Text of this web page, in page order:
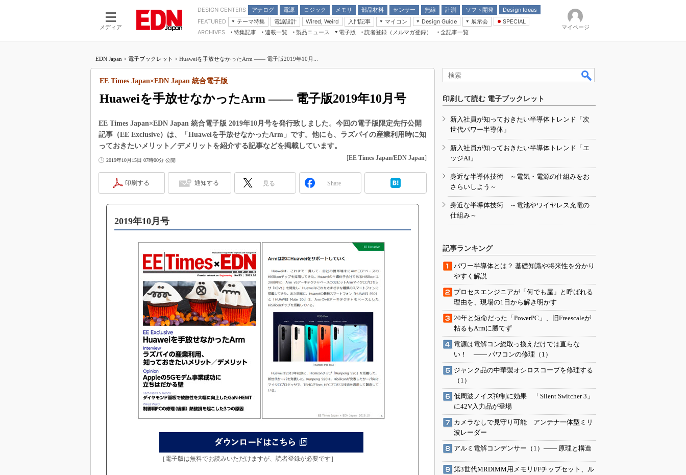
メディア
DESIGN CENTERS アナログ
電源
モーター
ロジック
LSI
メモリ
部品材料
受動部品
センサー 無線 計測 ソフト開発
Design Ideas
アナログ機能回路
計測とテスト
Wired, Weird
FEATURED
テーマ特集
つながるクルマ
エレクトロニクス入門
医療エレ（EE Times Japan）
製品解剖（EE Times Japan）
電源設計 Wired, Weird
入門記事
モーター入門
マイコン
マイコン講座
Design Guide
計測機器
展示会
CEATEC
組込み/エッジコンピューティング展
人とくるま展
SPECIAL
Microchip情報
ARCHIVES 特集記事
連載一覧
マイクロプロセッサ懐古録
中堅技術者に贈る電子部品“徹底”活
用講座
たった2つの式で始めるDC/DCコン
バーターの設計
DC-DCコンバーター活用講座
Wired, Weird
高速シリアル伝送技術講座
アナログ設計のきほん／ADCとノイ
ズ編
めざせ高効率！ モーター駆動入門講
Bluetooth mesh入門
「SPICEの仕組みとその活用設計」
最新記事一覧
計測器メーカーから見た5G
USB Type-Cの登場で評価試験はど
う変わる？
IoT時代の無線規格を知る【Thread
編】
IoT時代の無線規格を知る【Z-Wave
編】
製品ニュース
電子版
電子ブックレット
読者登録（メルマガ登録） 全記事一覧
マイページ
EDN Japan > 電子ブックレット > Huaweiを手放せなかったArm ―― 電子版2019年10月...
Huaweiを手放せなかったArm ―― 電子版2019年10月号
EE Times Japan×EDN Japan 統合電子版
EE Times Japan×EDN Japan 統合電子版 2019年10月号を発行致しました。今回の電子版限定先行公開
記事（EE Exclusive）は、「Huaweiを手放せなかったArm」です。他にも、ラズパイの産業利用時に知
っておきたいメリット／デメリットを紹介する記事などを掲載しています。
2019年10月15日 07時00分 公開 [EE Times Japan/EDN Japan]
印刷する 通知する 見る Share
2019年10月号
［電子版は無料でお読みいただけますが、読者登録が必要です］
印刷して読む 電子ブックレット
新入社員が知っておきたい半導体トレンド「次
世代パワー半導体」
新入社員が知っておきたい半導体トレンド「エ
ッジAI」
身近な半導体技術 ～電気・電源の仕組みをお
さらいしよう～
身近な半導体技術 ～電池やワイヤレス充電の
仕組み～
記事ランキング
パワー半導体とは？ 基礎知識や将来性を分かり
やすく解説
プロセスエンジニアが「何でも屋」と呼ばれる
理由を、現場の1日から解き明かす
20年と短命だった「PowerPC」、旧Freescaleが
粘るもArmに勝てず
電源は電解コン総取っ換えだけでは直らな
い！ ―― パワコンの修理（1）
ジャンク品の中華製オシロスコープを修理する
（1）
低周波ノイズ抑制に効果 「Silent Switcher 3」
に42V入力品が登場
カメラなしで見守り可能 アンテナ一体型ミリ
波レーダー
アルミ電解コンデンサー（1）―― 原理と構造
第3世代MRDIMM用メモリI/Fチップセット、ル